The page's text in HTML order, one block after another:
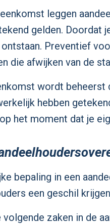
leggen
gelden.
Preventief
die afwijken van de
wordt
hebben
het moment dat je
bepaling in een
een geschil
volgende zaken in de